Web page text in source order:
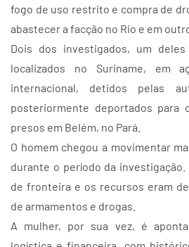
fogo de uso restrito e compra de
abastecer a facção no Rio e em
Dois dos investigados, um
localizados no Suriname, em
internacional, detidos pelas
posteriormente deportados para
presos em Belém, no Pará.
O homem chegou a movimentar
durante o período da investigação.
de fronteira e os recursos eram
de armamentos e drogas.
A mulher, por sua vez, é